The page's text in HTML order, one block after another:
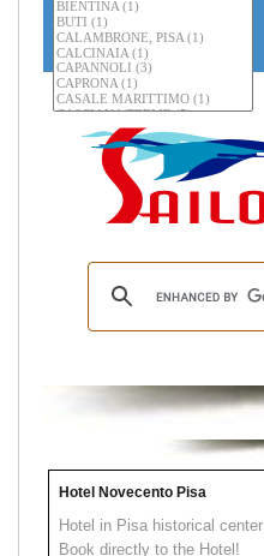
Hotel Novecento Pisa
Hotel in Pisa historical
Book directly to the Hotel!